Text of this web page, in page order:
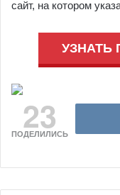
сайт, на котором
УЗНАТЬ
23
ПОДЕЛИЛИСЬ